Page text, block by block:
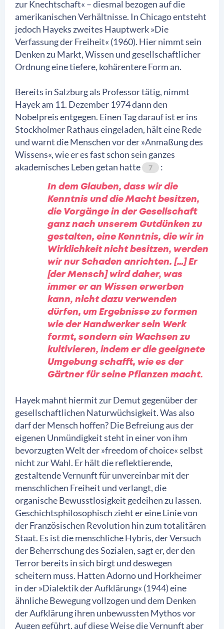
zur Knechtschaft« – diesmal bezogen auf die
amerikanischen Verhältnisse. In Chicago entsteht
jedoch Hayeks zweites Hauptwerk »Die
Verfassung der Freiheit« (1960). Hier nimmt sein
Denken zu Markt, Wissen und gesellschaftlicher
Ordnung eine tiefere, kohärentere Form an.
Bereits in Salzburg als Professor tätig, nimmt
Hayek am 11. Dezember 1974 dann den
Nobelpreis entgegen. Einen Tag darauf ist er ins
Stockholmer Rathaus eingeladen, hält eine Rede
und warnt die Menschen vor der »Anmaßung des
Wissens«, wie er es fast schon sein ganzes
akademisches Leben getan hatte
7 :
In dem Glauben, dass wir die
Kenntnis und die Macht besitzen,
die Vorgänge in der Gesellschaft
ganz nach unserem Gutdünken zu
gestalten, eine Kenntnis, die wir in
Wirklichkeit nicht besitzen, werden
wir nur Schaden anrichten. […] Er
[der Mensch] wird daher, was
immer er an Wissen erwerben
kann, nicht dazu verwenden
dürfen, um Ergebnisse zu formen
wie der Handwerker sein Werk
formt, sondern ein Wachsen zu
kultivieren, indem er die geeignete
Umgebung schafft, wie es der
Gärtner für seine Pflanzen macht.
Hayek mahnt hiermit zur Demut gegenüber der
gesellschaftlichen Naturwüchsigkeit. Was also
darf der Mensch hoffen? Die Befreiung aus der
eigenen Unmündigkeit steht in einer von ihm
bevorzugten Welt der »freedom of choice« selbst
nicht zur Wahl. Er hält die reflektierende,
gestaltende Vernunft für unvereinbar mit der
menschlichen Freiheit und verlangt, die
organische Bewusstlosigkeit gedeihen zu lassen.
Geschichtsphilosophisch zieht er eine Linie von
der Französischen Revolution hin zum totalitären
Staat. Es ist die menschliche Hybris, der Versuch
der Beherrschung des Sozialen, sagt er, der den
Terror bereits in sich birgt und deswegen
scheitern muss. Hatten Adorno und Horkheimer
in der »Dialektik der Aufklärung« (1944) eine
ähnliche Bewegung vollzogen und dem Denken
der Aufklärung ihren unbewussten Mythos vor
Augen geführt, auf diese Weise die Vernunft aber